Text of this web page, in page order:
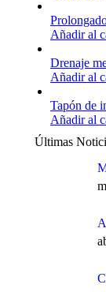
Añadir al
Drenaje
Añadir al
Tapón de
Añadir al
Últimas